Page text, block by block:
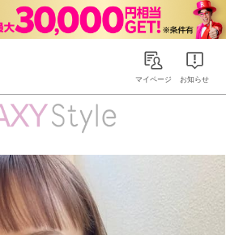
Rakuten RAXYマイページ お知らせ